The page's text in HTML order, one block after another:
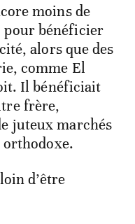
moins de
pour bénéficier
alors que des
comme El
Il bénéficiait
frère,
juteux marchés
d’être